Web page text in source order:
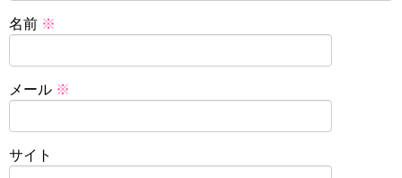
名前 ※
メール ※
サイト